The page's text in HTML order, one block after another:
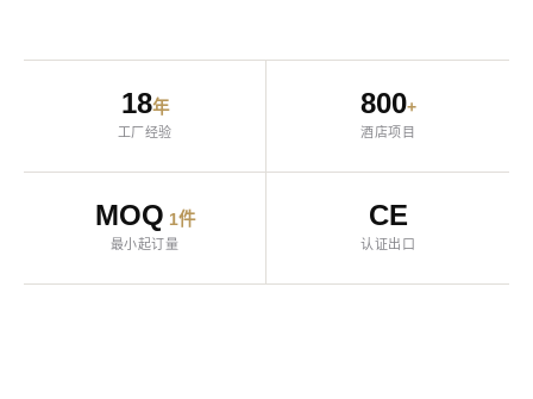
18年
工厂经验
800+
酒店项目
MOQ 1件
最小起订量
CE
认证出口